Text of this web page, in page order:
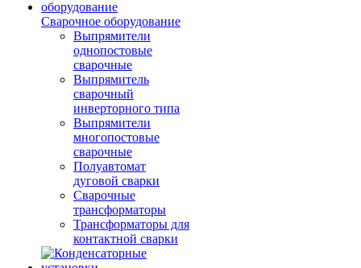
Сварочное оборудование
Выпрямители
однопостовые
сварочные
Выпрямитель
сварочный
инверторного типа
Выпрямители
многопостовые
сварочные
Полуавтомат
дуговой сварки
Сварочные
трансформаторы
Трансформаторы для
контактной сварки